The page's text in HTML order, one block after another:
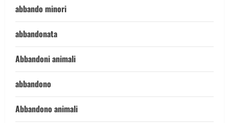
abbando minori
abbandonata
Abbandoni animali
abbandono
Abbandono animali